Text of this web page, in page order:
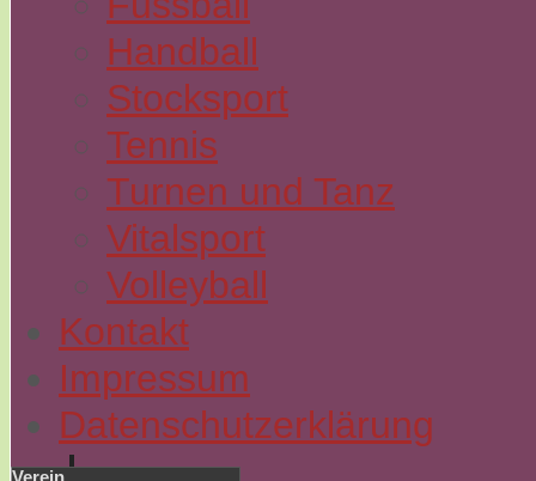
Handball
Stocksport
Tennis
Turnen und Tanz
Vitalsport
Volleyball
Kontakt
Impressum
Datenschutzerklärung